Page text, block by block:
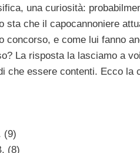
una curiosità:
sta che il capocannoniere
concorso, e come lui fanno
La risposta la lasciamo a
che essere contenti. Ecco
(9)
(8)